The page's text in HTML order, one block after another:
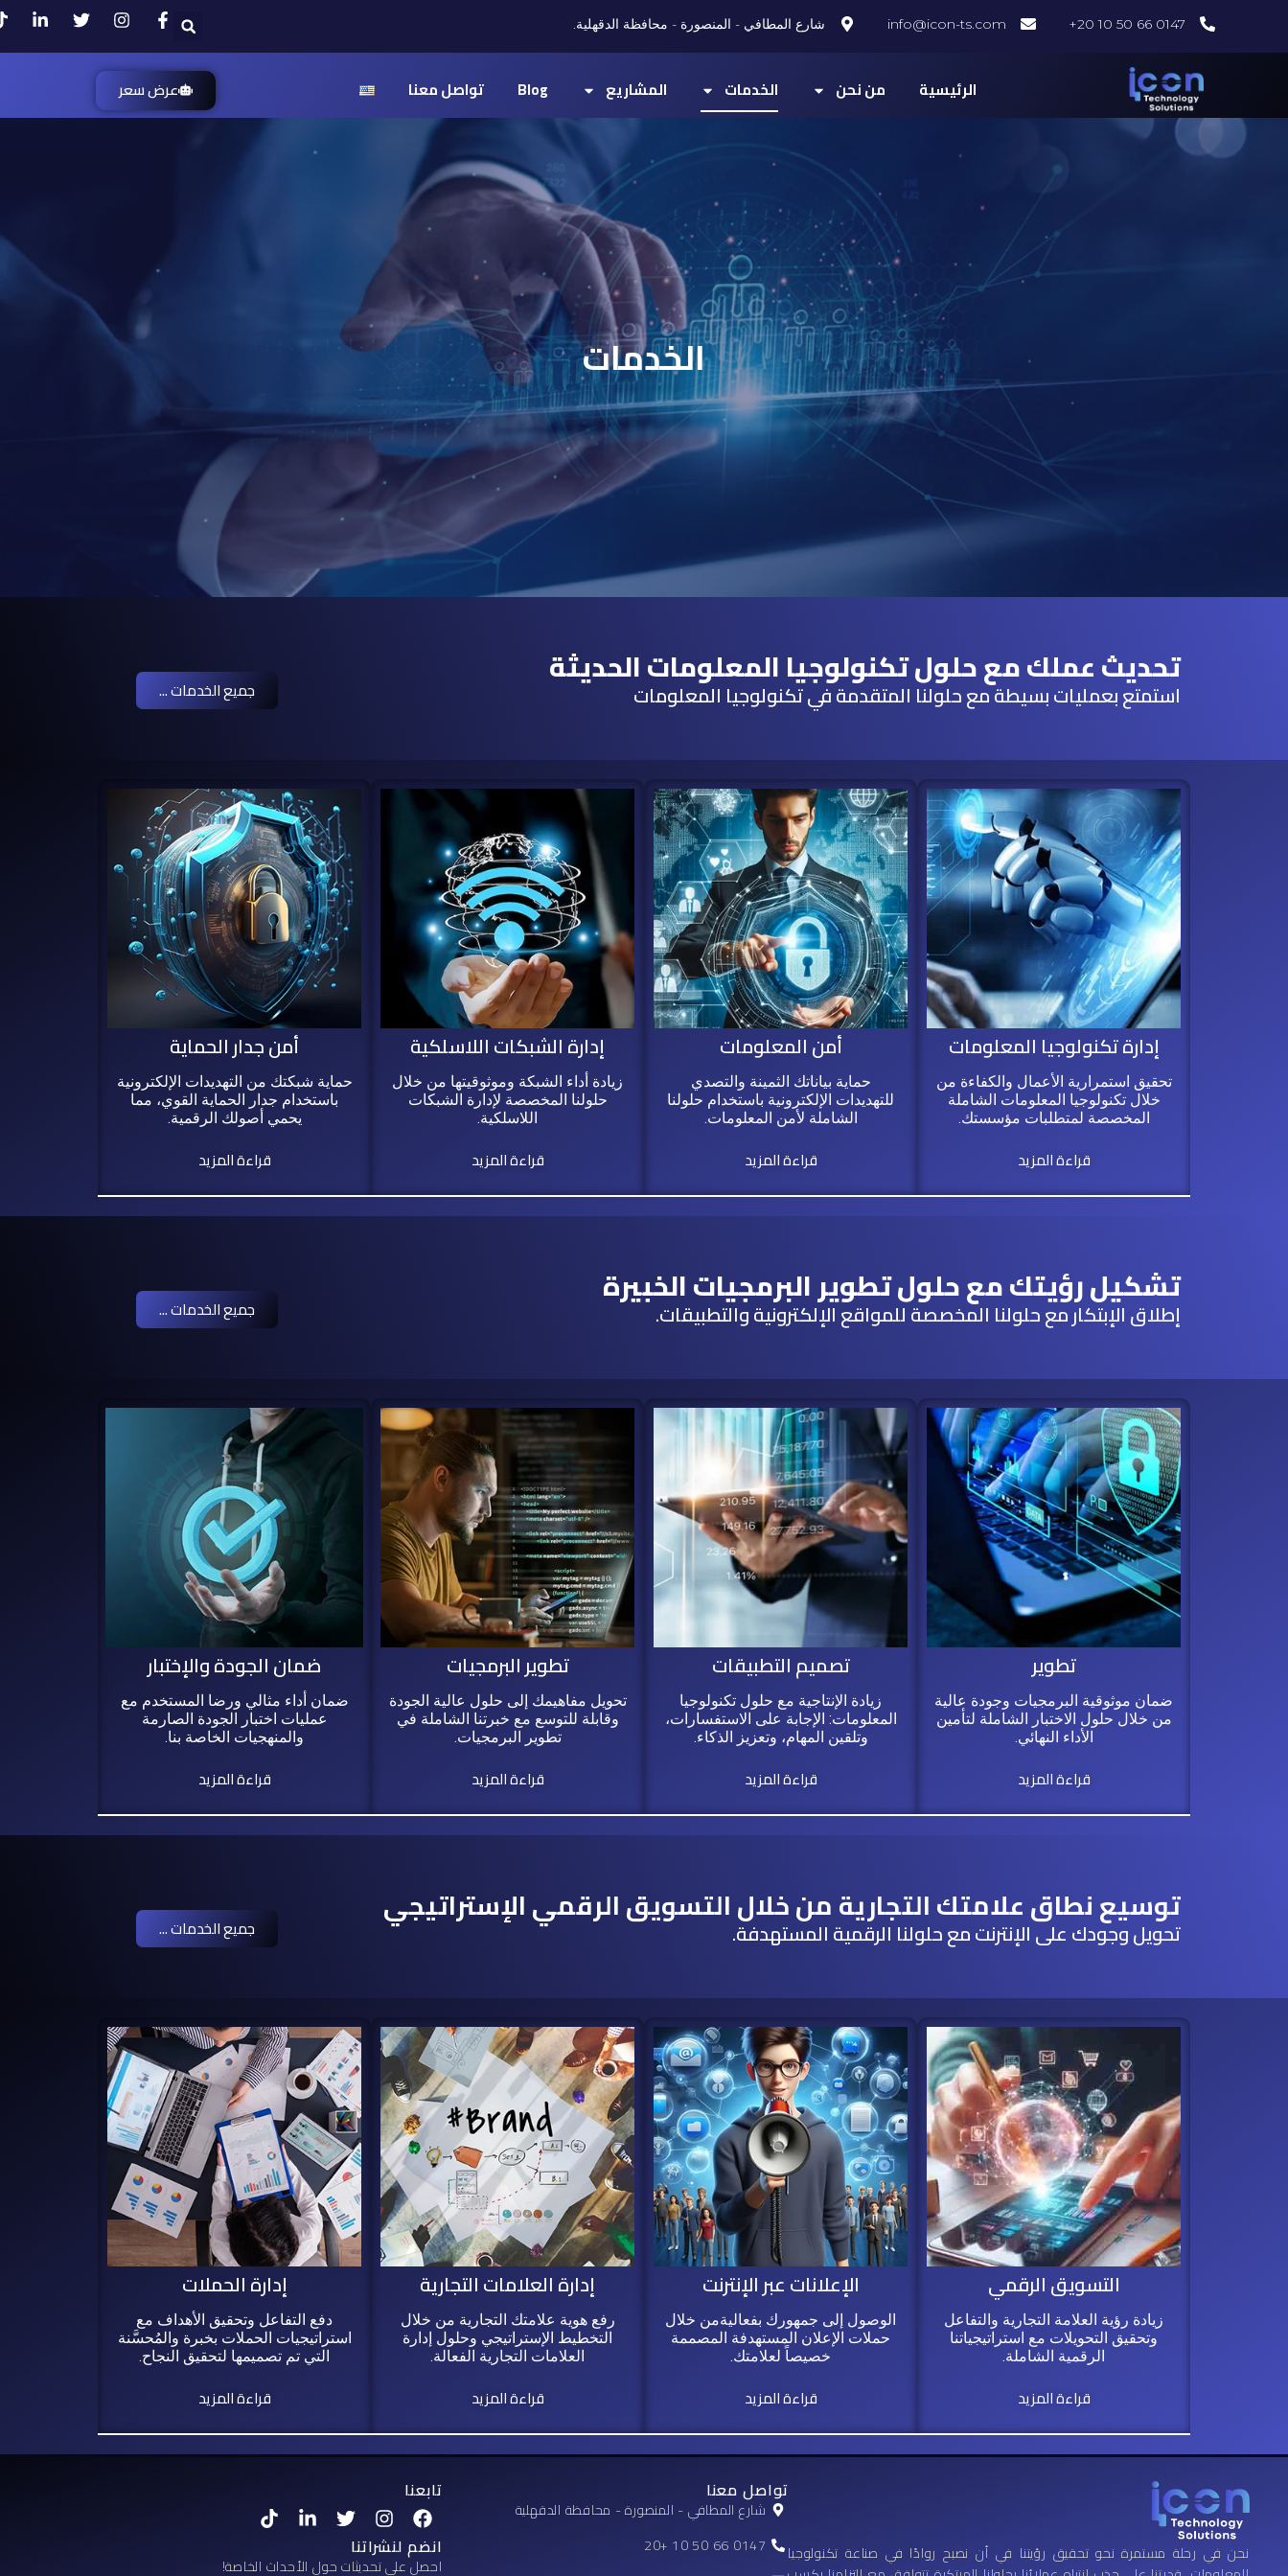
المحتوى
0147 66 50 10 20+
info@icon-ts.com شارع المطافي - المنصورة - محافظة الدقهلية. S
e
a
r
c
الرئيسية من نحن الخدمات المشاريع Blog تواصل معنا عرض سعر
الخدمات
تحديث عملك مع حلول تكنولوجيا المعلومات الحديثة
استمتع بعمليات بسيطة مع حلولنا المتقدمة في تكنولوجيا المعلومات جميع الخدمات ...
إدارة تكنولوجيا المعلومات
تحقيق استمرارية الأعمال والكفاءة من
خلال تكنولوجيا المعلومات الشاملة
المخصصة لمتطلبات مؤسستك.
قراءة المزيد
أمن المعلومات
حماية بياناتك الثمينة والتصدي
للتهديدات الإلكترونية باستخدام حلولنا
الشاملة لأمن المعلومات.
قراءة المزيد
إدارة الشبكات اللاسلكية
زيادة أداء الشبكة وموثوقيتها من خلال
حلولنا المخصصة لإدارة الشبكات
اللاسلكية.
قراءة المزيد
أمن جدار الحماية
حماية شبكتك من التهديدات الإلكترونية
باستخدام جدار الحماية القوي، مما
يحمي أصولك الرقمية.
قراءة المزيد
تشكيل رؤيتك مع حلول تطوير البرمجيات الخبيرة
إطلاق الإبتكار مع حلولنا المخصصة للمواقع الإلكترونية والتطبيقات. جميع الخدمات ...
تطوير
ضمان موثوقية البرمجيات وجودة عالية
من خلال حلول الاختبار الشاملة لتأمين
الأداء النهائي.
قراءة المزيد
تصميم التطبيقات
زيادة الإنتاجية مع حلول تكنولوجيا
المعلومات: الإجابة على الاستفسارات،
وتلقين المهام، وتعزيز الذكاء.
قراءة المزيد
تطوير البرمجيات
تحويل مفاهيمك إلى حلول عالية الجودة
وقابلة للتوسع مع خبرتنا الشاملة في
تطوير البرمجيات.
قراءة المزيد
ضمان الجودة والإختبار
ضمان أداء مثالي ورضا المستخدم مع
عمليات اختبار الجودة الصارمة
والمنهجيات الخاصة بنا.
قراءة المزيد
توسيع نطاق علامتك التجارية من خلال التسويق الرقمي الإستراتيجي
تحويل وجودك على الإنترنت مع حلولنا الرقمية المستهدفة. جميع الخدمات ...
التسويق الرقمي
زيادة رؤية العلامة التجارية والتفاعل
وتحقيق التحويلات مع استراتيجياتنا
الرقمية الشاملة.
قراءة المزيد
الإعلانات عبر الإنترنت
الوصول إلى جمهورك بفعاليةمن خلال
حملات الإعلان المستهدفة المصممة
خصيصاً لعلامتك.
قراءة المزيد
إدارة العلامات التجارية
رفع هوية علامتك التجارية من خلال
التخطيط الإستراتيجي وحلول إدارة
العلامات التجارية الفعالة.
قراءة المزيد
إدارة الحملات
دفع التفاعل وتحقيق الأهداف مع
استراتيجيات الحملات بخبرة والمُحسَّنة
التي تم تصميمها لتحقيق النجاح.
قراءة المزيد
نحن في رحلة مستمرة نحو تحقيق رؤيتنا في أن نصبح روادًا في صناعة تكنولوجيا
تواصل معنا
شارع المطافي - المنصورة - محافظة الدقهلية
0147 66 50 10 +20
تابعنا
F
a
c
e
I
n
s
t
T
w
t
L
i
k
T
i
t
انضم لنشراتنا
احصل على تحديثات حول الأحداث الخاصة!